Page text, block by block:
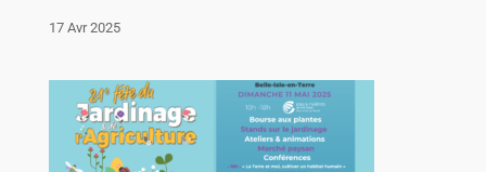
17 Avr 2025